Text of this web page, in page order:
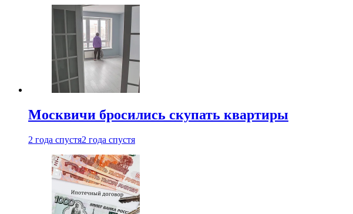
Москвичи бросились скупать квартиры
2 года спустя2 года спустя